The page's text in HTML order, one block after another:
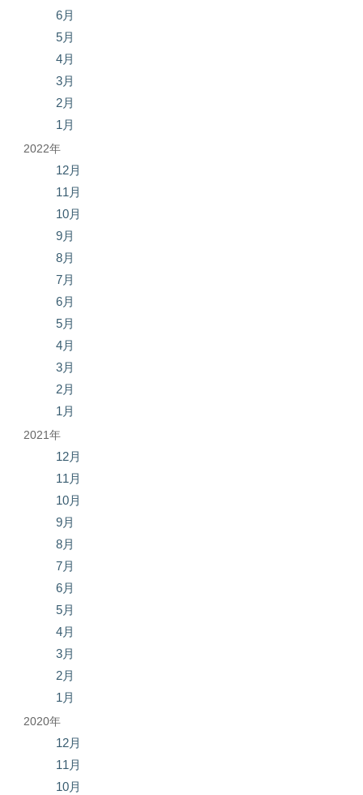
6月
5月
4月
3月
2月
1月
2022年
12月
11月
10月
9月
8月
7月
6月
5月
4月
3月
2月
1月
2021年
12月
11月
10月
9月
8月
7月
6月
5月
4月
3月
2月
1月
2020年
12月
11月
10月